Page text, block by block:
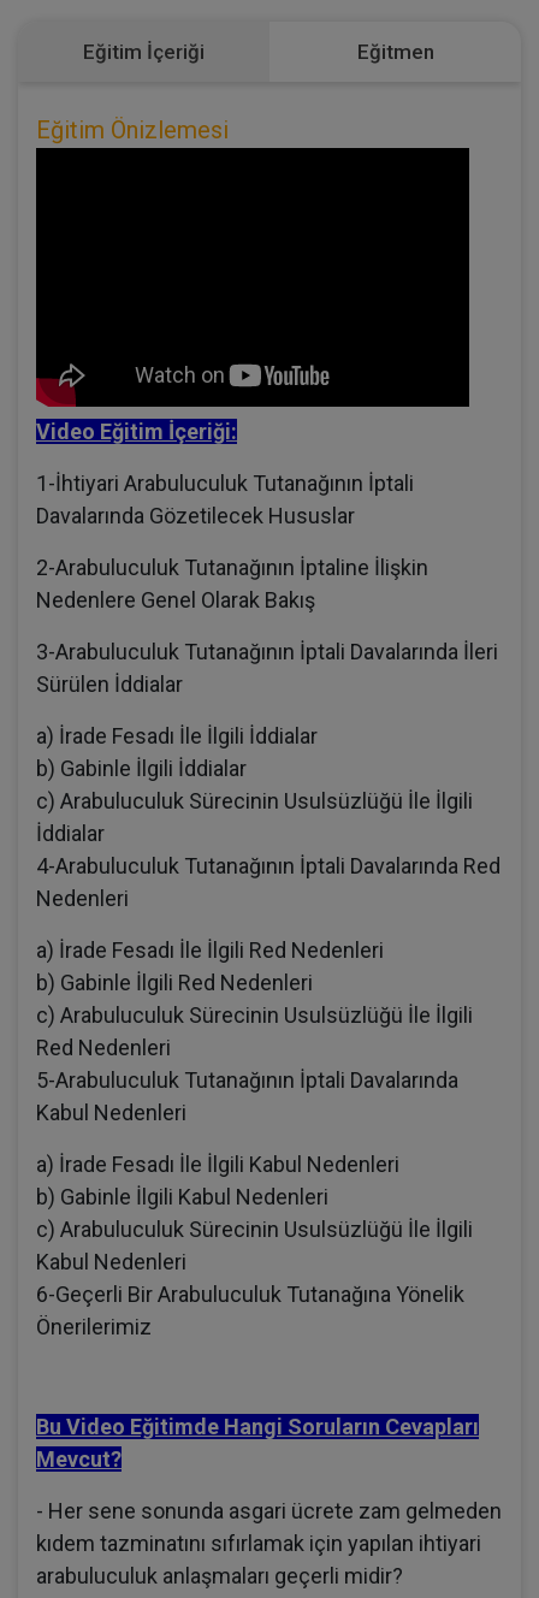
Eğitim İçeriği Eğitmen
Eğitim Önizlemesi
Video Eğitim İçeriği:
1-İhtiyari Arabuluculuk Tutanağının İptali
Davalarında Gözetilecek Hususlar
2-Arabuluculuk Tutanağının İptaline İlişkin
Nedenlere Genel Olarak Bakış
3-Arabuluculuk Tutanağının İptali Davalarında İleri
Sürülen İddialar
a) İrade Fesadı İle İlgili İddialar
b) Gabinle İlgili İddialar
c) Arabuluculuk Sürecinin Usulsüzlüğü İle İlgili
İddialar
4-Arabuluculuk Tutanağının İptali Davalarında Red
Nedenleri
a) İrade Fesadı İle İlgili Red Nedenleri
b) Gabinle İlgili Red Nedenleri
c) Arabuluculuk Sürecinin Usulsüzlüğü İle İlgili
Red Nedenleri
5-Arabuluculuk Tutanağının İptali Davalarında
Kabul Nedenleri
a) İrade Fesadı İle İlgili Kabul Nedenleri
b) Gabinle İlgili Kabul Nedenleri
c) Arabuluculuk Sürecinin Usulsüzlüğü İle İlgili
Kabul Nedenleri
6-Geçerli Bir Arabuluculuk Tutanağına Yönelik
Önerilerimiz
Bu Video Eğitimde Hangi Soruların Cevapları
Mevcut?
- Her sene sonunda asgari ücrete zam gelmeden
kıdem tazminatını sıfırlamak için yapılan ihtiyari
arabuluculuk anlaşmaları geçerli midir?